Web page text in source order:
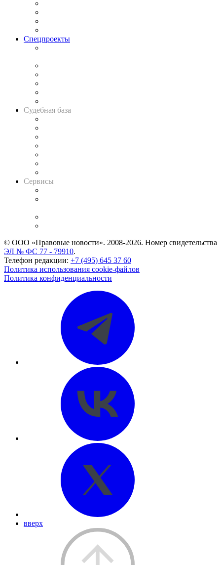
Спецпроекты
Судебная база
Сервисы
© ООО «Правовые новости». 2008-2026. Номер свидетельства
ЭЛ № ФС 77 - 79910.
Телефон редакции: +7 (495) 645 37 60
Политика использования cookie-файлов
Политика конфиденциальности
вверх